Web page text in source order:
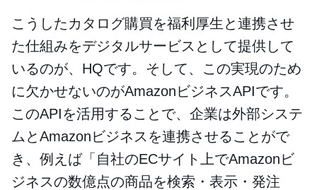
こうしたカタログ購買を福利厚生と連携させ
た仕組みをデジタルサービスとして提供して
いるのが、HQです。そして、この実現のため
に欠かせないのがAmazonビジネスAPIです。
このAPIを活用することで、企業は外部システ
ムとAmazonビジネスを連携させることがで
き、例えば「自社のECサイト上でAmazonビ
ジネスの数億点の商品を検索・表示・発注